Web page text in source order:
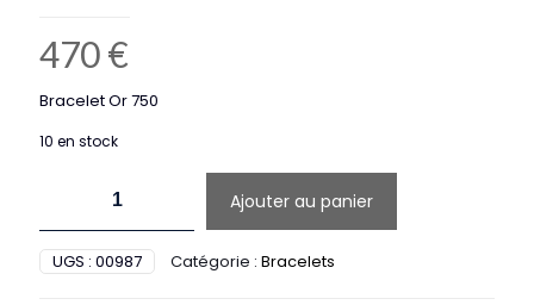
470€
Bracelet Or 750
10 en stock
Bracelet
Or
Ajouter au panier
UGS : 00987 Catégorie : Bracelets